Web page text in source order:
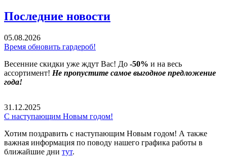
Последние новости
05.08.2026
Время обновить гардероб!
Весенние скидки уже ждут Вас! До -50% и на весь
ассортимент! Не пропустите самое выгодное предложение
года!
31.12.2025
С наступающим Новым годом!
Хотим поздравить с наступающим Новым годом! А также
важная информация по поводу нашего графика работы в
ближайшие дни тут.